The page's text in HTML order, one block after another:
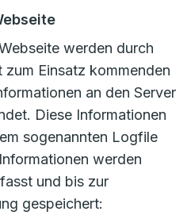
werden durch
Einsatz kommenden
an den Server
Diese Informationen
sogenannten Logfile
werden
und bis zur
gespeichert: